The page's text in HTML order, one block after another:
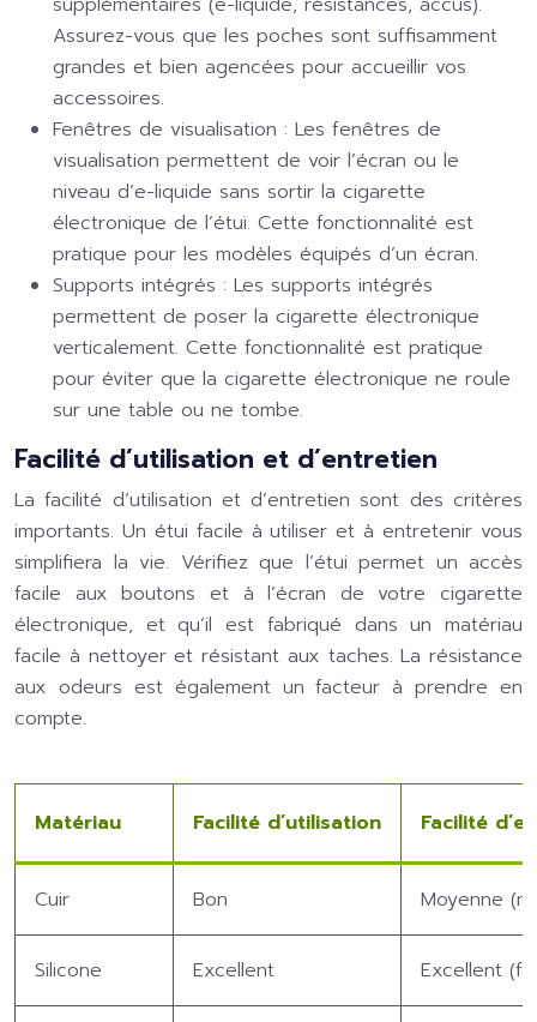
Assurez-vous que les poches sont suffisamment
grandes et bien agencées pour accueillir vos
accessoires.
Fenêtres de visualisation : Les fenêtres de
visualisation permettent de voir l’écran ou le
niveau d’e-liquide sans sortir la cigarette
électronique de l’étui. Cette fonctionnalité est
pratique pour les modèles équipés d’un écran.
Supports intégrés : Les supports intégrés
permettent de poser la cigarette électronique
verticalement. Cette fonctionnalité est pratique
pour éviter que la cigarette électronique ne roule
sur une table ou ne tombe.
Facilité d’utilisation et d’entretien
La facilité d’utilisation et d’entretien sont des critères
importants. Un étui facile à utiliser et à entretenir vous
simplifiera la vie. Vérifiez que l’étui permet un accès
facile aux boutons et à l’écran de votre cigarette
électronique, et qu’il est fabriqué dans un matériau
facile à nettoyer et résistant aux taches. La résistance
aux odeurs est également un facteur à prendre en
compte.
Matériau Facilité d’utilisation Facilité
Cuir Bon Moyenne
Silicone Excellent Excellent